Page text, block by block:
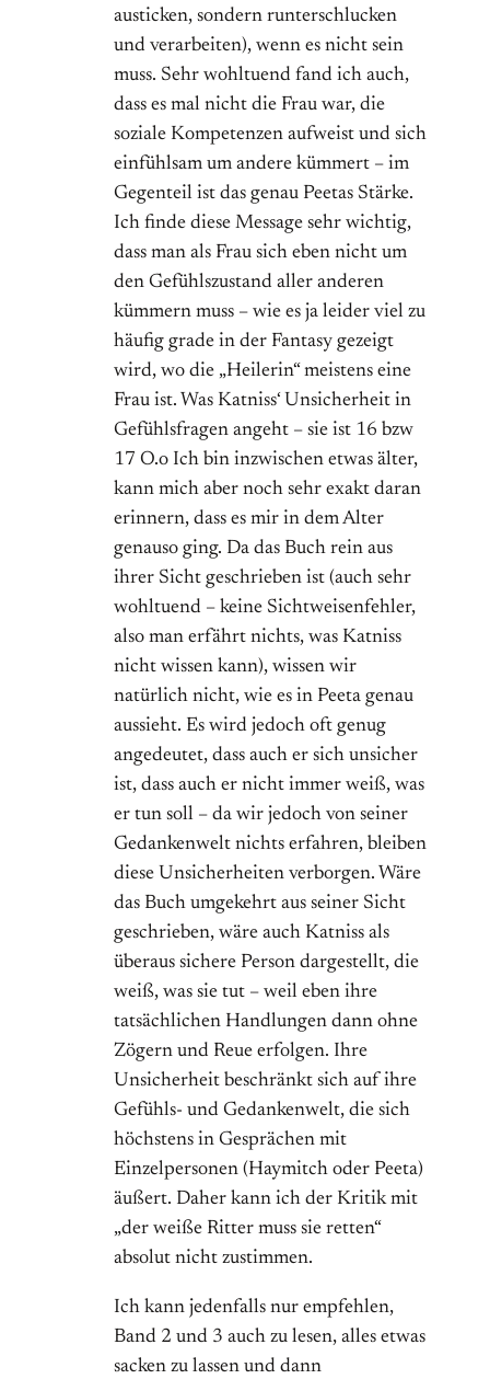
austicken, sondern runterschlucken
und verarbeiten), wenn es nicht sein
muss. Sehr wohltuend fand ich auch,
dass es mal nicht die Frau war, die
soziale Kompetenzen aufweist und sich
einfühlsam um andere kümmert – im
Gegenteil ist das genau Peetas Stärke.
Ich finde diese Message sehr wichtig,
dass man als Frau sich eben nicht um
den Gefühlszustand aller anderen
kümmern muss – wie es ja leider viel zu
häufig grade in der Fantasy gezeigt
wird, wo die „Heilerin“ meistens eine
Frau ist. Was Katniss‘ Unsicherheit in
Gefühlsfragen angeht – sie ist 16 bzw
17 O.o Ich bin inzwischen etwas älter,
kann mich aber noch sehr exakt daran
erinnern, dass es mir in dem Alter
genauso ging. Da das Buch rein aus
ihrer Sicht geschrieben ist (auch sehr
wohltuend – keine Sichtweisenfehler,
also man erfährt nichts, was Katniss
nicht wissen kann), wissen wir
natürlich nicht, wie es in Peeta genau
aussieht. Es wird jedoch oft genug
angedeutet, dass auch er sich unsicher
ist, dass auch er nicht immer weiß, was
er tun soll – da wir jedoch von seiner
Gedankenwelt nichts erfahren, bleiben
diese Unsicherheiten verborgen. Wäre
das Buch umgekehrt aus seiner Sicht
geschrieben, wäre auch Katniss als
überaus sichere Person dargestellt, die
weiß, was sie tut – weil eben ihre
tatsächlichen Handlungen dann ohne
Zögern und Reue erfolgen. Ihre
Unsicherheit beschränkt sich auf ihre
Gefühls- und Gedankenwelt, die sich
höchstens in Gesprächen mit
Einzelpersonen (Haymitch oder Peeta)
äußert. Daher kann ich der Kritik mit
„der weiße Ritter muss sie retten“
absolut nicht zustimmen.
Ich kann jedenfalls nur empfehlen,
Band 2 und 3 auch zu lesen, alles etwas
sacken zu lassen und dann